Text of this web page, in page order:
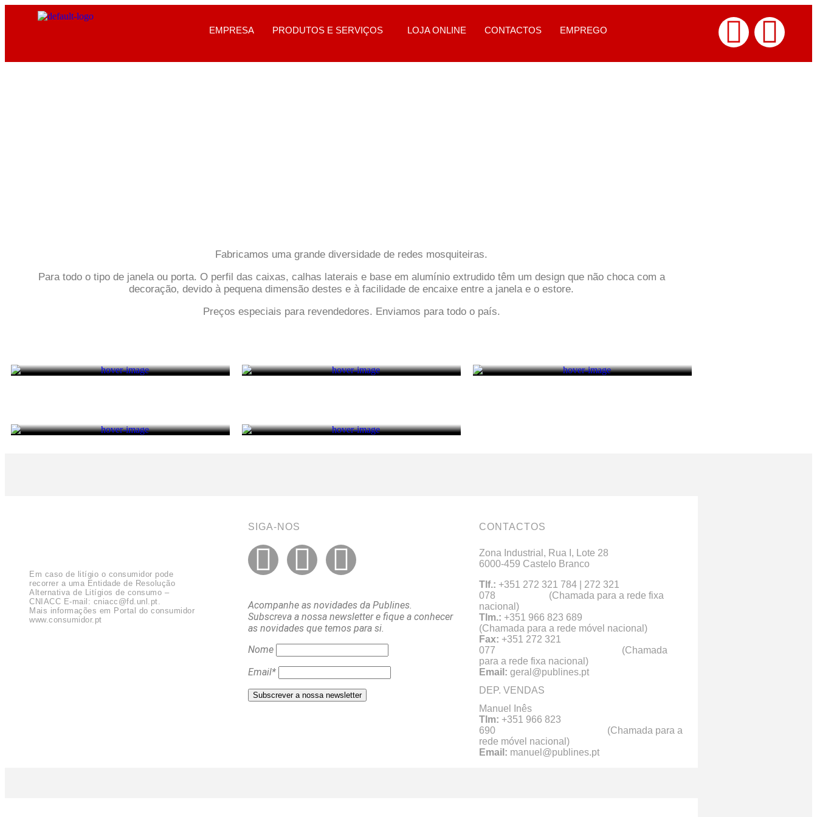
EMPRESA PRODUTOS E SERVIÇOS LOJA ONLINE CONTACTOS EMPREGO
Fabricamos uma grande diversidade de redes mosquiteiras.
Para todo o tipo de janela ou porta. O perfil das caixas, calhas laterais e base em alumínio extrudido têm um design que não choca com a
decoração, devido à pequena dimensão destes e à facilidade de encaixe entre a janela e o estore.
Preços especiais para revendedores. Enviamos para todo o país.
Em caso de litígio o consumidor pode
recorrer a uma Entidade de Resolução
Alternativa de Litígios de consumo –
CNIACC E-mail: cniacc@fd.unl.pt.
Mais informações em Portal do consumidor
www.consumidor.pt
SIGA-NOS
Acompanhe as novidades da Publines.
Subscreva a nossa newsletter e fique a conhecer
as novidades que temos para si.
Nome
Email*
CONTACTOS
Zona Industrial, Rua I, Lote 28
6000-459 Castelo Branco
Tlf.: +351 272 321 784 | 272 321
078 (Chamada para a rede fixa
nacional)
Tlm.: +351 966 823 689
(Chamada para a rede móvel nacional)
Fax: +351 272 321
077 (Chamada
para a rede fixa nacional)
Email: geral@publines.pt
DEP. VENDAS
Manuel Inês
Tlm: +351 966 823
690 (Chamada para a
rede móvel nacional)
Email: manuel@publines.pt